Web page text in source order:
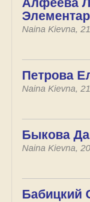
Алфеева
Naina Kievna,
Петрова
Naina Kievna,
Быкова
Naina Kievna,
Бабицкий